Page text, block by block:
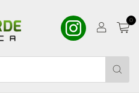
0